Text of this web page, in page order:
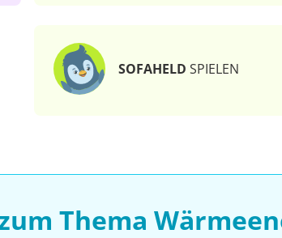
SOFAHELD SPIELEN
Thema